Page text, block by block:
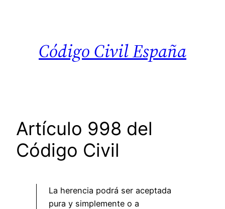
Código Civil España
Artículo 998 del
Código Civil
La herencia podrá ser aceptada
pura y simplemente o a